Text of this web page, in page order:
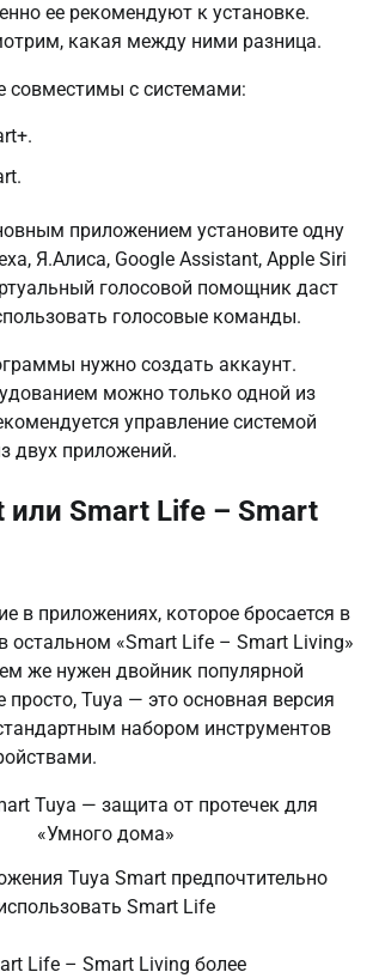
ее рекомендуют к установке.
какая между ними разница.
совместимы с системами:
приложением установите одну
Я.Алиса, Google Assistant, Apple Siri
голосовой помощник даст
голосовые команды.
нужно создать аккаунт.
можно только одной из
управление системой
двух приложений.
или Smart Life – Smart
в приложениях, которое бросается в
в остальном «Smart Life – Smart Living»
же нужен двойник популярной
Tuya — это основная версия
набором инструментов
Tuya Smart предпочтительно
Smart Life
Life – Smart Living более